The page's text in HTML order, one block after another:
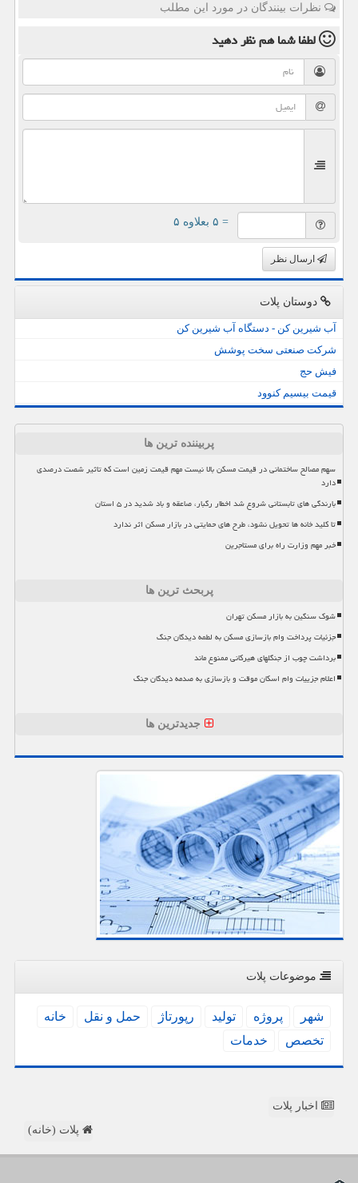
نظرات بینندگان در مورد این مطلب
لطفا شما همنظر دهید
= ۵ بعلاوه ۵
ارسال نظر
دوستان پلات
آب شیرین کن - دستگاه آب شیرین کن
شرکت صنعتی سخت پوشش
فیش حج
قیمت بیسیم کنوود
پربیننده ترین ها
سهم مصالح ساختمانی در قیمت مسکن بالا نیست مهم قیمت زمین است که تاثیر شصت درصدی
دارد
بارندگی های تابستانی شروع شد اخطار رگبار، صاعقه و باد شدید در ۵ استان
تا کلید خانه ها تحویل نشود، طرح های حمایتی در بازار مسکن اثر ندارد
خبر مهم وزارت راه برای مستاجرین
پربحث ترین ها
شوک سنگین به بازار مسکن تهران
جزئیات پرداخت وام بازسازی مسکن به لطمه دیدگان جنگ
برداشت چوب از جنگلهای هیرکانی ممنوع ماند
اعلام جزییات وام اسکان موقت و بازسازی به صدمه دیدگان جنگ
جدیدترین ها
موضوعات پلات
شهر پروژه تولید رپورتاژ حمل و نقل
خانه
تخصص
خدمات
اخبار پلات
پلات (خانه)